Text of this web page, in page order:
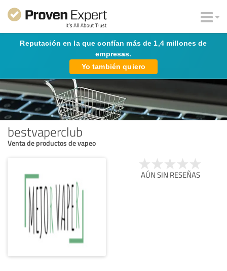
Reputación en la que confían más de 1,4 millones de
empresas.
Yo también quiero
bestvaperclub
Venta de productos de vapeo
AÚN SIN RESEÑAS